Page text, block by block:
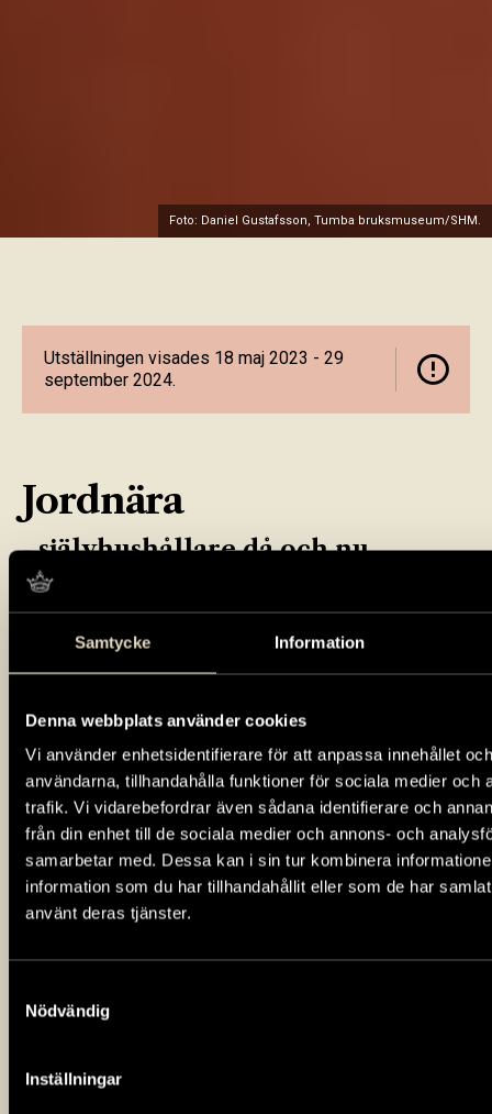
Samtycke Information
Denna webbplats använder cookies
Vi använder enhetsidentifierare för att anpassa innehållet
användarna, tillhandahålla funktioner för sociala medier och
trafik. Vi vidarebefordrar även sådana identifierare och
från din enhet till de sociala medier och annons- och
samarbetar med. Dessa kan i sin tur kombinera
information som du har tillhandahållit eller som de har
använt deras tjänster.
Nödvändig
Inställningar
Foto: Daniel Gustafsson, Tumba bruksmuseum/SHM.
Utställningen visades 18 maj 2023 - 29
september 2024.
Jordnära
- självhushållare då och nu
Utställningen Jordnära –
självhushållare då och nu tar
avstamp i livet på Tumba bruk runt
plats såväl inne i museet som ute.
Möt även dagens självhushållare och
få en inblick i deras vardag om att
leva ett mer hållbart liv.
E
De flesta odlade egna ärtor, kål och potatis.
värdefulla tillskott. Utställningen berättar om de